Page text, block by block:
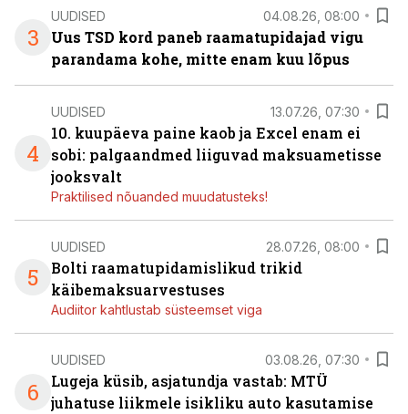
3
UUDISED 04.08.26, 08:00
Uus TSD kord paneb raamatupidajad vigu
parandama kohe, mitte enam kuu lõpus
4
UUDISED 13.07.26, 07:30
10. kuupäeva paine kaob ja Excel enam ei
sobi: palgaandmed liiguvad maksuametisse
jooksvalt
Praktilised nõuanded muudatusteks!
5
UUDISED 28.07.26, 08:00
Bolti raamatupidamislikud trikid
käibemaksuarvestuses
Audiitor kahtlustab süsteemset viga
6
UUDISED 03.08.26, 07:30
Lugeja küsib, asjatundja vastab: MTÜ
juhatuse liikmele isikliku auto kasutamise